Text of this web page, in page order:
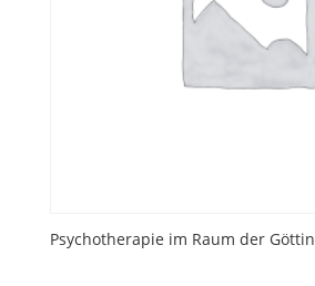
Psychotherapie im Raum der Göttin